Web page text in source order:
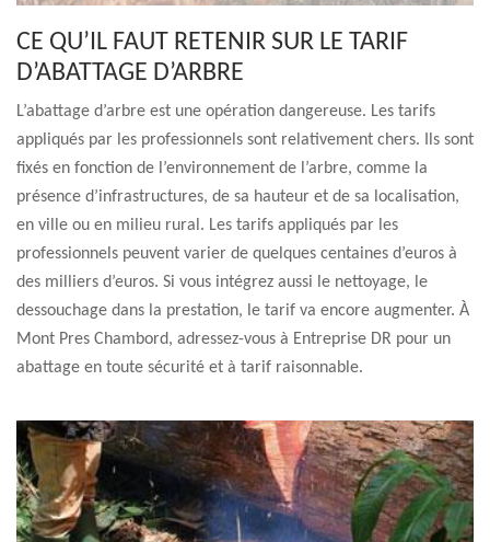
CE QU’IL FAUT RETENIR SUR LE TARIF
D’ABATTAGE D’ARBRE
L’abattage d’arbre est une opération dangereuse. Les tarifs
appliqués par les professionnels sont relativement chers. Ils sont
fixés en fonction de l’environnement de l’arbre, comme la
présence d’infrastructures, de sa hauteur et de sa localisation,
en ville ou en milieu rural. Les tarifs appliqués par les
professionnels peuvent varier de quelques centaines d’euros à
des milliers d’euros. Si vous intégrez aussi le nettoyage, le
dessouchage dans la prestation, le tarif va encore augmenter. À
Mont Pres Chambord, adressez-vous à Entreprise DR pour un
abattage en toute sécurité et à tarif raisonnable.